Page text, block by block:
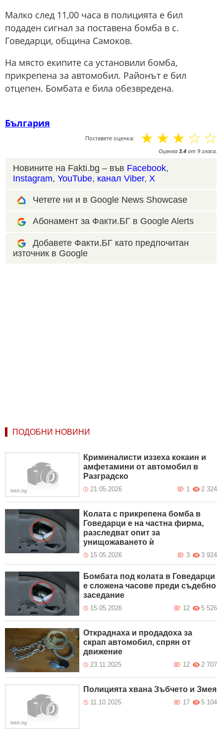
Малко след 11,00 часа в полицията е бил
подаден сигнал за поставена бомба в с.
Говедарци, община Самоков.
На място екипите са установили бомба,
прикрепена за автомобил. Районът е бил
отцепен. Бомбата е била обезвредена.
България
Поставете оценка: ☆
☆
☆
☆
☆
Оценка 3.4 от 9 гласа.
Новините на Fakti.bg – във Facebook,
Instagram, YouTube, канал Viber, X
Четете ни и в Google News Showcase
Абонамент за Факти.БГ в Google Alerts
Добавете Факти.БГ като предпочитан
източник в Google
ПОДОБНИ НОВИНИ
Криминалисти иззеха кокаин и
амфетамини от автомобил в
Разградско
21.05.2026 2 324
1
Колата с прикрепена бомба в
Говедарци е на частна фирма,
разследват опит за
унищожаването ѝ
15.05.2026 3 924
3
Бомбата под колата в Говедарци
е сложена часове преди съдебно
заседание
15.05.2026 5 526
12
Откраднаха и продадоха за
скрап автомобил, спрян от
движение
23.11.2025 2 707
12
Полицията хвана Зъбчето и Змея
11.10.2025 5 104
17